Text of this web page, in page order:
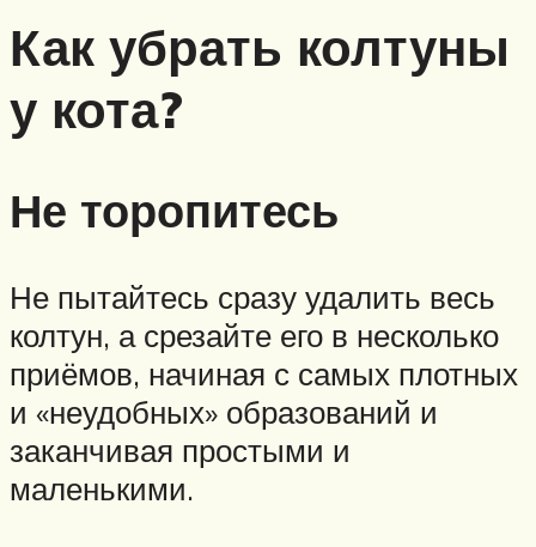
Как убрать колтуны
у кота?
Не торопитесь
Не пытайтесь сразу удалить весь
колтун, а срезайте его в несколько
приёмов, начиная с самых плотных
и «неудобных» образований и
заканчивая простыми и
маленькими.